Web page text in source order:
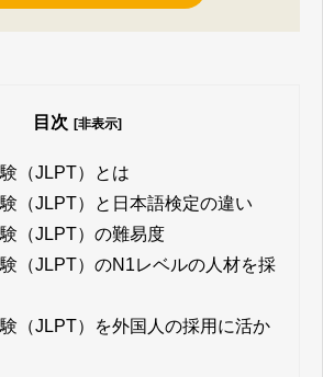
目次 [非表示]
（JLPT）とは
（JLPT）と日本語検定の違い
（JLPT）の難易度
（JLPT）のN1レベルの人材を採
（JLPT）を外国人の採用に活か